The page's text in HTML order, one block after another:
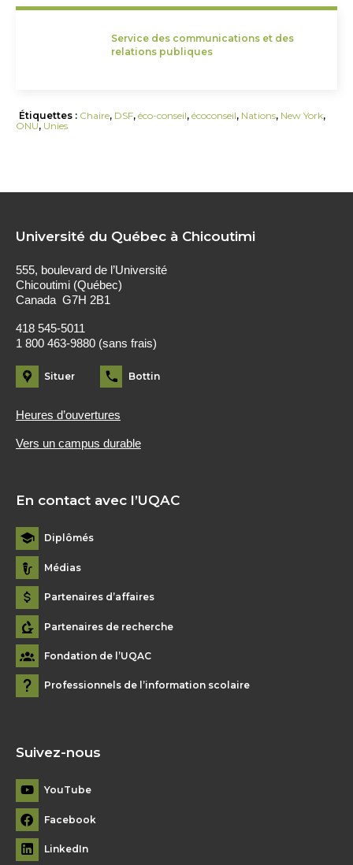
Service des communications et des
relations publiques
Étiquettes : Chaire, DSF,éco-conseil,écoconseil, Nations, New York,
ONU, Unies
Université du Québec à Chicoutimi
555, boulevard de l’Université
Chicoutimi (Québec)
Canada G7H 2B1
418 545-5011
1 800 463-9880 (sans frais)
Situer Bottin
Heures d’ouvertures
Vers un campus durable
En contact avec l’UQAC
Diplômés
Médias
Partenaires d’affaires
Partenaires de recherche
Fondation de l’UQAC
Professionnels de l’information scolaire
Suivez-nous
YouTube
Facebook
LinkedIn